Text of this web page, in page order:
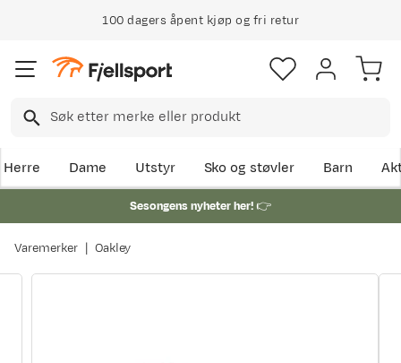
100 dagers åpent kjøp og fri retur
Herre Dame Utstyr Sko og støvler Barn
Sesongens nyheter her!👉
Varemerker Oakley